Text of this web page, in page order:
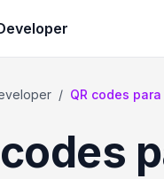
/ QR codes
codes